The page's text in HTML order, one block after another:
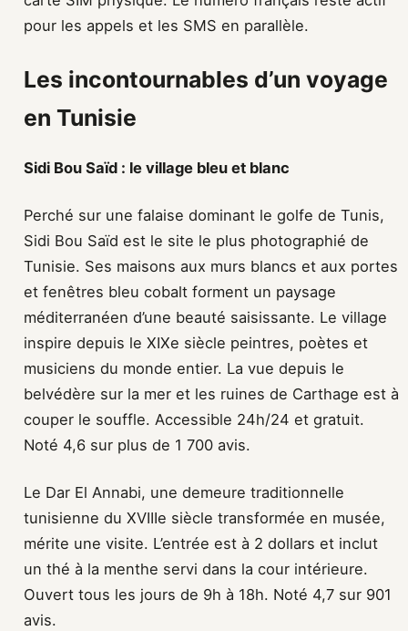
pour les appels et les SMS en parallèle.
Les incontournables d’un voyage
en Tunisie
Sidi Bou Saïd : le village bleu et blanc
Perché sur une falaise dominant le golfe de Tunis,
Sidi Bou Saïd est le site le plus photographié de
Tunisie. Ses maisons aux murs blancs et aux portes
et fenêtres bleu cobalt forment un paysage
méditerranéen d’une beauté saisissante. Le village
inspire depuis le XIXe siècle peintres, poètes et
musiciens du monde entier. La vue depuis le
belvédère sur la mer et les ruines de Carthage est à
couper le souffle. Accessible 24h/24 et gratuit.
Noté 4,6 sur plus de 1 700 avis.
Le Dar El Annabi, une demeure traditionnelle
tunisienne du XVIIIe siècle transformée en musée,
mérite une visite. L’entrée est à 2 dollars et inclut
un thé à la menthe servi dans la cour intérieure.
Ouvert tous les jours de 9h à 18h. Noté 4,7 sur 901
avis.